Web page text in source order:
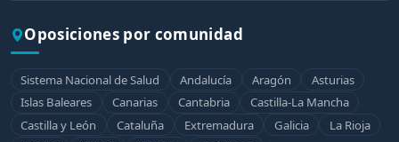
Oposiciones por comunidad
Sistema Nacional de Salud Andalucía Aragón
Asturias
Islas Baleares
Canarias Cantabria
Castilla-La Mancha
Castilla y León
Cataluña Extremadura Galicia
La Rioja